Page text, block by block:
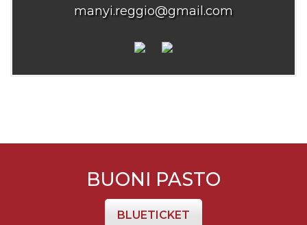
manyi.reggio@gmail.com
BUONI PASTO
BLUETICKET